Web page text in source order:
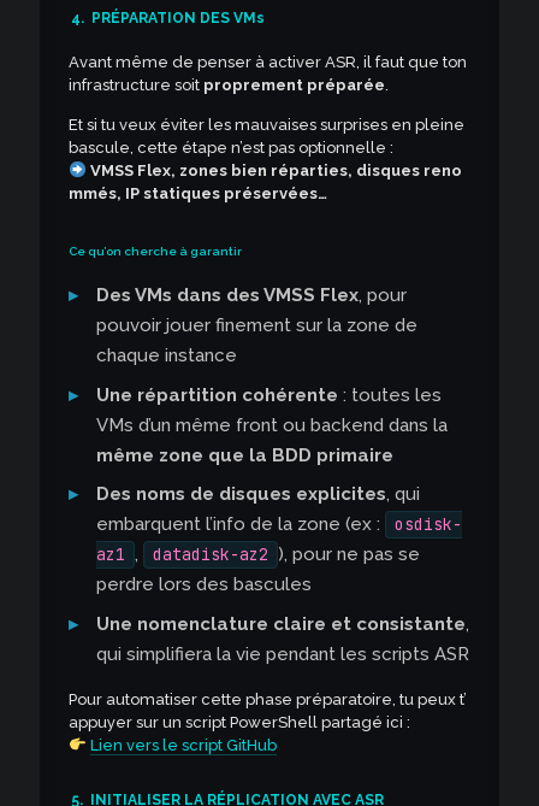
4. PRÉPARATION DES VMs
Avant même de penser à activer ASR, il faut que ton
infrastructure soit proprement préparée.
Et si tu veux éviter les mauvaises surprises en pleine
bascule, cette étape n’est pas optionnelle :
VMSS Flex, zones bien réparties, disques reno
mmés, IP statiques préservées…
Ce qu’on cherche à garantir
Des VMs dans des VMSS Flex, pour
pouvoir jouer finement sur la zone de
chaque instance
Une répartition cohérente : toutes les
VMs d’un même front ou backend dans la
même zone que la BDD primaire
Des noms de disques explicites, qui
embarquent l’info de la zone (ex :
osdisk-
az1 , datadisk-az2 ), pour ne pas se
perdre lors des bascules
Une nomenclature claire et consistante,
qui simplifiera la vie pendant les scripts ASR
Pour automatiser cette phase préparatoire, tu peux t’
appuyer sur un script PowerShell partagé ici :
Lien vers le script GitHub
5. INITIALISER LA RÉPLICATION AVEC ASR